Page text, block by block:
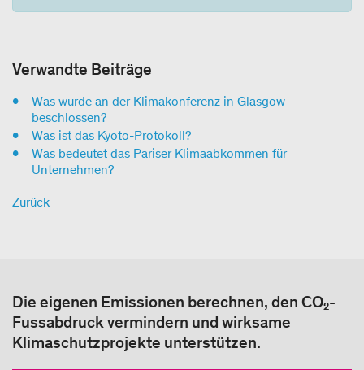
Verwandte Beiträge
Was wurde an der Klimakonferenz in Glasgow
beschlossen?
Was ist das Kyoto-Protokoll?
Was bedeutet das Pariser Klimaabkommen für
Unternehmen?
Zurück
Die eigenen Emissionen berechnen, den CO₂-
Fussabdruck vermindern und wirksame
Klimaschutzprojekte unterstützen.